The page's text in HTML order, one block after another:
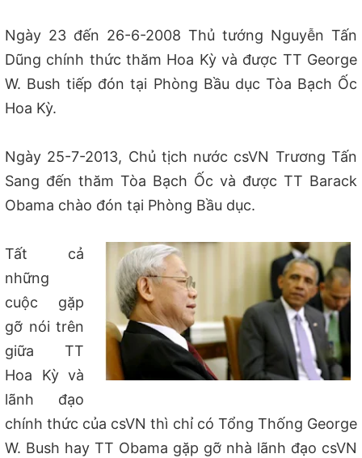
Ngày 23 đến 26-6-2008 Thủ tướng Nguyễn Tấn
Dũng chính thức thăm Hoa Kỳ và được TT George
W. Bush tiếp đón tại Phòng Bầu dục Tòa Bạch Ốc
Hoa Kỳ.
Ngày 25-7-2013, Chủ tịch nước csVN Trương Tấn
Sang đến thăm Tòa Bạch Ốc và được TT Barack
Obama chào đón tại Phòng Bầu dục.
Tất cả
những
cuộc gặp
gỡ nói trên
giữa TT
Hoa Kỳ và
lãnh đạo
chính thức của csVN thì chỉ có Tổng Thống George
W. Bush hay TT Obama gặp gỡ nhà lãnh đạo csVN